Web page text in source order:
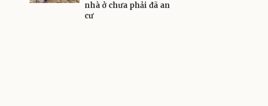
nhà ở chưa phải đã an
cư